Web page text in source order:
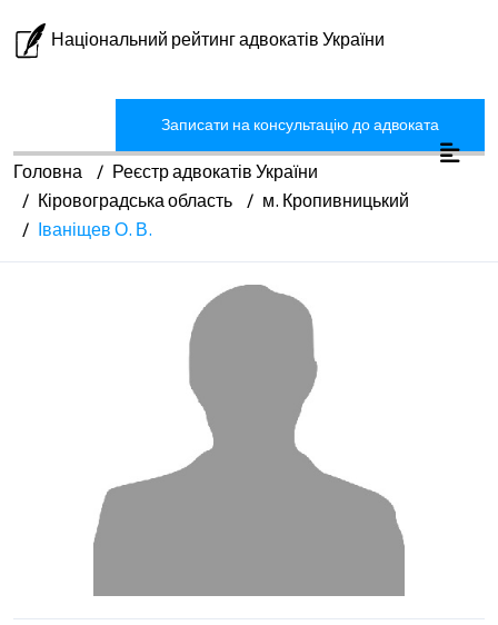
Національний рейтинг адвокатів України
Записати на консультацію до адвоката
Головна
Реєстр адвокатів України
Кіровоградська область
м. Кропивницький
Іваніщев О. В.